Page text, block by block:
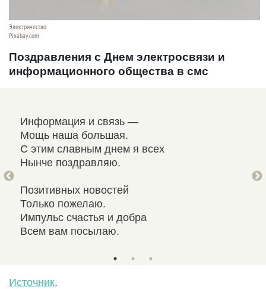
Электричество.
Pixabay.com
Поздравления с Днем электросвязи и
информационного общества в смс
Информация и связь —
Мощь наша большая.
С этим славным днем я всех
Нынче поздравляю.
Позитивных новостей
Только пожелаю.
Импульс счастья и добра
Всем вам посылаю.
Источник.